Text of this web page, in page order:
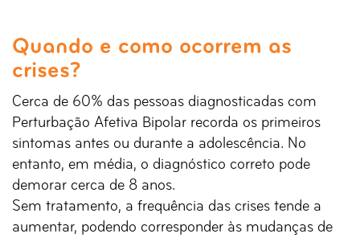
Quando e como ocorrem as
crises?
Cerca de 60% das pessoas diagnosticadas com
Perturbação Afetiva Bipolar recorda os primeiros
sintomas antes ou durante a adolescência. No
entanto, em média, o diagnóstico correto pode
demorar cerca de 8 anos.
Sem tratamento, a frequência das crises tende a
aumentar, podendo corresponder às mudanças de